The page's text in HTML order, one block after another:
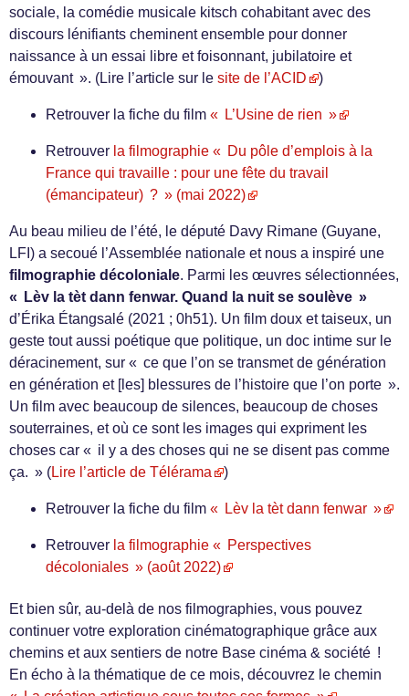
sociale, la comédie musicale kitsch cohabitant avec des
discours lénifiants cheminent ensemble pour donner
naissance à un essai libre et foisonnant, jubilatoire et
émouvant ». (Lire l’article sur le site de l’ACID )
Retrouver la fiche du film « L’Usine de rien »
Retrouver la filmographie « Du pôle d’emplois à la
France qui travaille : pour une fête du travail
(émancipateur) ? » (mai 2022)
Au beau milieu de l’été, le député Davy Rimane (Guyane,
LFI) a secoué l’Assemblée nationale et nous a inspiré une
filmographie décoloniale. Parmi les œuvres sélectionnées,
« Lèv la tèt dann fenwar. Quand la nuit se soulève »
d’Érika Étangsalé (2021 ; 0h51). Un film doux et taiseux, un
geste tout aussi poétique que politique, un doc intime sur le
déracinement, sur « ce que l’on se transmet de génération
en génération et [les] blessures de l’histoire que l’on porte ».
Un film avec beaucoup de silences, beaucoup de choses
souterraines, et où ce sont les images qui expriment les
choses car « il y a des choses qui ne se disent pas comme
ça. » (Lire l’article de Télérama )
Retrouver la fiche du film « Lèv la tèt dann fenwar »
Retrouver la filmographie « Perspectives
décoloniales » (août 2022)
Et bien sûr, au-delà de nos filmographies, vous pouvez
continuer votre exploration cinématographique grâce aux
chemins et aux sentiers de notre Base cinéma & société !
En écho à la thématique de ce mois, découvrez le chemin